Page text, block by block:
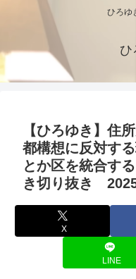
ひろゆ
ひ
【ひろゆき】住
都構想に反対す
とか区を統合す
き切り抜き
X
LINE